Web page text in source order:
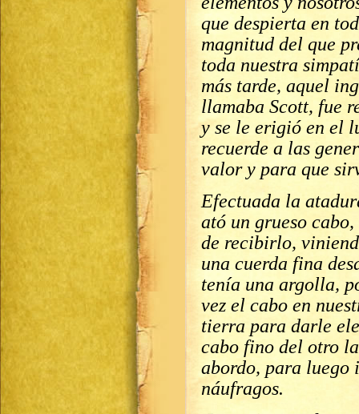
que despierta en
magnitud del que
toda nuestra
más tarde, aquel
llamaba Scott, fue
y se le erigió en el
recuerde a las
valor y para que
Efectuada la
ató un grueso
de recibirlo,
una cuerda fina
tenía una argolla,
vez el cabo en
tierra para darle
cabo fino del otro
abordo, para luego
náufragos.